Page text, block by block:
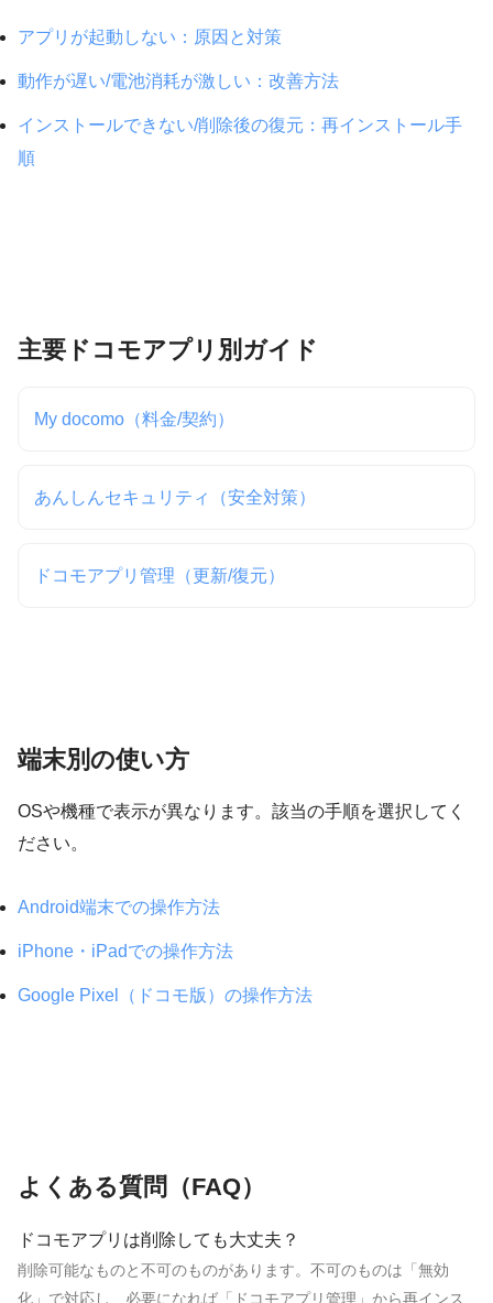
アプリが起動しない：原因と対策
動作が遅い/電池消耗が激しい：改善方法
インストールできない/削除後の復元：再インストール手
順
主要ドコモアプリ別ガイド
My docomo（料金/契約）
あんしんセキュリティ（安全対策）
ドコモアプリ管理（更新/復元）
端末別の使い方
OSや機種で表示が異なります。該当の手順を選択してく
ださい。
Android端末での操作方法
iPhone・iPadでの操作方法
Google Pixel（ドコモ版）の操作方法
よくある質問（FAQ）
ドコモアプリは削除しても大丈夫？
削除可能なものと不可のものがあります。不可のものは「無効
化」で対応し、必要になれば「ドコモアプリ管理」から再インス